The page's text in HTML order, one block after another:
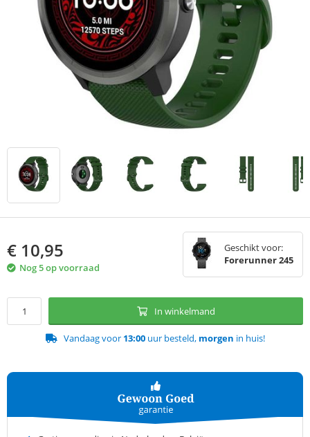
€ 10,95
Nog 5 op voorraad
Geschikt voor:
Forerunner 245
In winkelmand
Vandaag voor 13:00uur besteld, morgen in huis!